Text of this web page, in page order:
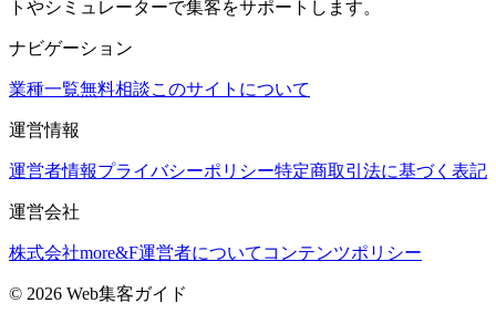
トやシミュレーターで集客をサポートします。
ナビゲーション
業種一覧無料相談このサイトについて
運営情報
運営者情報プライバシーポリシー特定商取引法に基づく表記
運営会社
株式会社more&F運営者について コンテンツポリシー
© 2026 Web集客ガイド